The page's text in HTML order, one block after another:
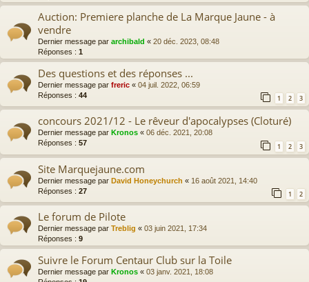
Auction: Premiere planche de La Marque Jaune - à
vendre
Dernier message par archibald « 20 déc. 2023, 08:48
Réponses : 1
Des questions et des réponses ...
Dernier message par freric « 04 juil. 2022, 06:59
Réponses : 44 1 2 3
concours 2021/12 - Le rêveur d'apocalypses (Cloturé)
Dernier message par Kronos « 06 déc. 2021, 20:08
Réponses : 57 1 2 3
Site Marquejaune.com
Dernier message par David Honeychurch « 16 août 2021, 14:40
Réponses : 27 1 2
Le forum de Pilote
Dernier message par Treblig « 03 juin 2021, 17:34
Réponses : 9
Suivre le Forum Centaur Club sur la Toile
Dernier message par Kronos « 03 janv. 2021, 18:08